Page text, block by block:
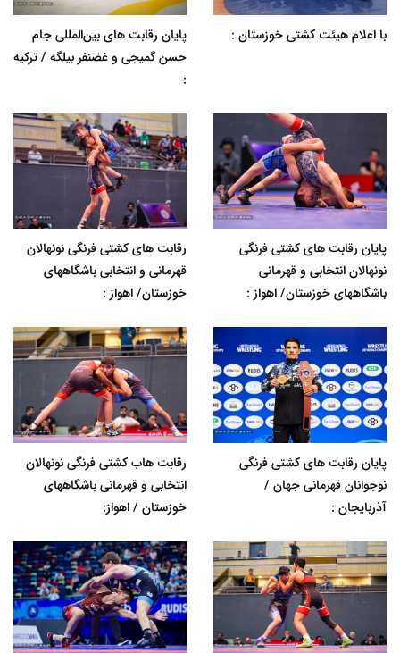
با اعلام هیئت کشتی خوزستان :
پایان رقابت های بین‌المللی جام
حسن گمیجی و غضنفر بیلگه / ترکیه
:
پایان رقابت های کشتی فرنگی
نونهالان انتخابی و قهرمانی
باشگاههای خوزستان/ اهواز :
رقابت های کشتی فرنگی نونهالان
قهرمانی و انتخابی باشگاههای
خوزستان/ اهواز :
پایان رقابت های کشتی فرنگی
نوجوانان قهرمانی جهان /
آذربایجان :
رقابت هاب کشتی فرنگی نونهالان
انتخابی و قهرمانی باشگاههای
خوزستان / اهواز: